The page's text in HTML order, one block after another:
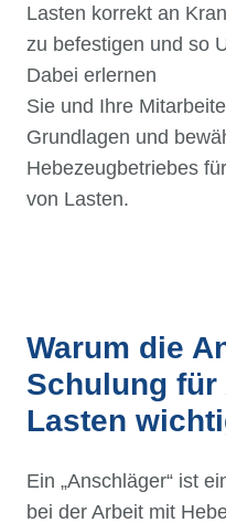
Lasten korrekt an
zu befestigen und so
Dabei erlernen
Sie und Ihre
Grundlagen und
Hebezeugbetriebes
von Lasten.
Warum die
Schulung
Lasten
Ein „Anschläger“ ist
bei der Arbeit mit